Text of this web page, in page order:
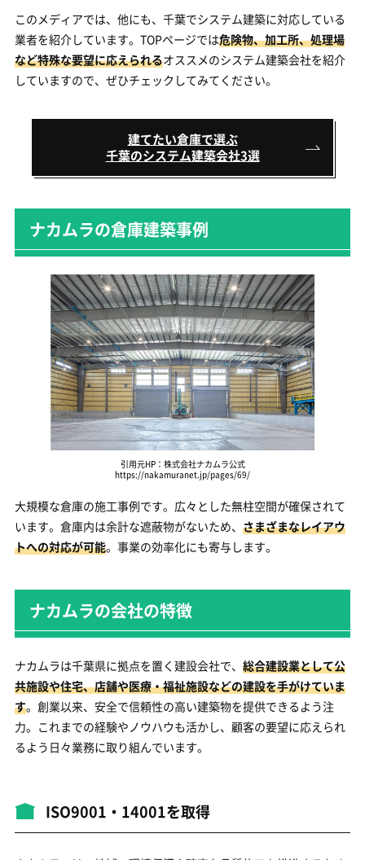
このメディアでは、他にも、千葉でシステム建築に対応している
業者を紹介しています。TOPページでは危険物、加工所、処理場
など特殊な要望に応えられるオススメのシステム建築会社を紹介
していますので、ぜひチェックしてみてください。
建てたい倉庫で選ぶ
千葉のシステム建築会社3選
ナカムラの倉庫建築事例
引用元HP：株式会社ナカムラ公式
https://nakamuranet.jp/pages/69/
大規模な倉庫の施工事例です。広々とした無柱空間が確保されて
います。倉庫内は余計な遮蔽物がないため、 さまざまなレイアウ
トへの対応が可能。事業の効率化にも寄与します。
ナカムラの会社の特徴
ナカムラは千葉県に拠点を置く建設会社で、 総合建設業として公
共施設や住宅、店舗や医療・福祉施設などの建設を手がけていま
す。創業以来、安全で信頼性の高い建築物を提供できるよう注
力。これまでの経験やノウハウも活かし、顧客の要望に応えられ
るよう日々業務に取り組んでいます。
ISO9001・14001を取得